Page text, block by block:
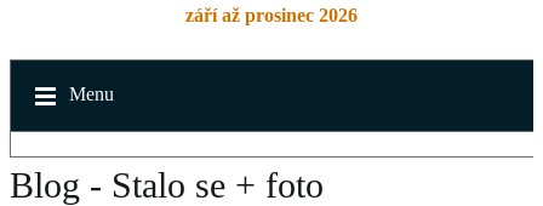
září až prosinec 2026
Menu
Blog - Stalo se + foto